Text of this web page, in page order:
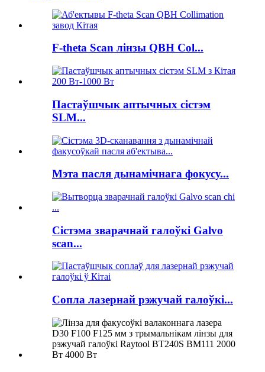
F-theta Scan лінзы QBH Col...
Пастаўшчык аптычных сістэм
SLM...
Мэта пасля дынамічнага фокусу...
Сістэма зварачнай галоўкі Galvo
scan...
Сопла лазернай рэжучай галоўкі...